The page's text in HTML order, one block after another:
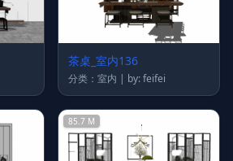
茶桌_室内136
分类：室内 | by: feifei
85.7 M